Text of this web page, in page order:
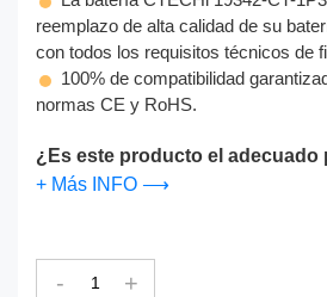
reemplazo de alta calidad de su
con todos los requisitos técnicos de
100% de compatibilidad
normas CE y RoHS.
¿Es este producto el adecuado
+ Más INFO ⟶
- +